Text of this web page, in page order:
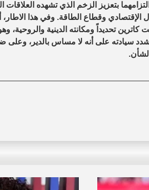
بتعزيز الزخم الذي تشهده العلاقات
وقطاع الطاقة. وفي هذا الاطار،
تحديداً ومكانته الدينية
سيادته على أنه لا مساس بالدير، وعلى